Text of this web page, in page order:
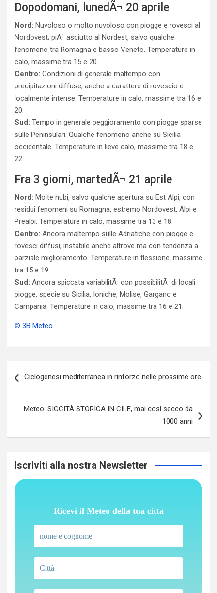
Dopodomani, lunedÃ¬ 20 aprile
Nord: Nuvoloso o molto nuvoloso con piogge e rovesci al
Nordovest; piÃ¹ asciutto al Nordest, salvo qualche
fenomeno tra Romagna e basso Veneto. Temperature in
calo, massime tra 15 e 20.
Centro: Condizioni di generale maltempo con
precipitazioni diffuse, anche a carattere di rovescio e
localmente intense. Temperature in calo, massime tra 16 e
20.
Sud: Tempo in generale peggioramento con piogge sparse
sulle Peninsulari. Qualche fenomeno anche su Sicilia
occidentale. Temperature in lieve calo, massime tra 18 e
22.
Fra 3 giorni, martedÃ¬ 21 aprile
Nord: Molte nubi, salvo qualche apertura su Est Alpi, con
residui fenomeni su Romagna, estremo Nordovest, Alpi e
Prealpi. Temperature in calo, massime tra 13 e 18.
Centro: Ancora maltempo sulle Adriatiche con piogge e
rovesci diffusi; instabile anche altrove ma con tendenza a
parziale miglioramento. Temperature in flessione, massime
tra 15 e 19.
Sud: Ancora spiccata variabilitÃ con possibilitÃ di locali
piogge, specie su Sicilia, Ioniche, Molise, Gargano e
Campania. Temperature in calo, massime tra 16 e 21.
© 3B Meteo
articoli
Ciclogenesi mediterranea in rinforzo nelle prossime ore
Meteo: SICCITÀ STORICA IN CILE, mai cosi secco da
1000 anni
Iscriviti alla nostra Newsletter
Ricevi il Meteo della tua città